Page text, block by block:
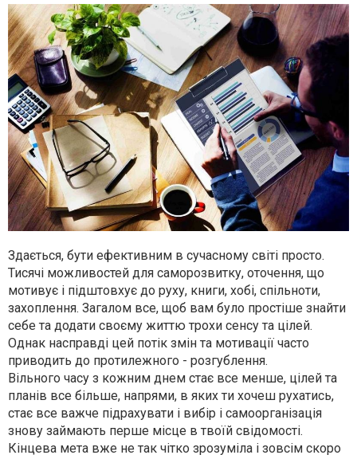
Здається, бути ефективним в сучасному світі просто.
Тисячі можливостей для саморозвитку, оточення, що
мотивує і підштовхує до руху, книги, хобі, спільноти,
захоплення. Загалом все, щоб вам було простіше знайти
себе та додати своєму життю трохи сенсу та цілей.
Однак насправді цей потік змін та мотивації часто
приводить до протилежного - розгублення.
Вільного часу з кожним днем стає все менше, цілей та
планів все більше, напрями, в яких ти хочеш рухатись,
стає все важче підрахувати і вибір і самоорганізація
знову займають перше місце в твоїй свідомості.
Кінцева мета вже не так чітко зрозуміла і зовсім скоро